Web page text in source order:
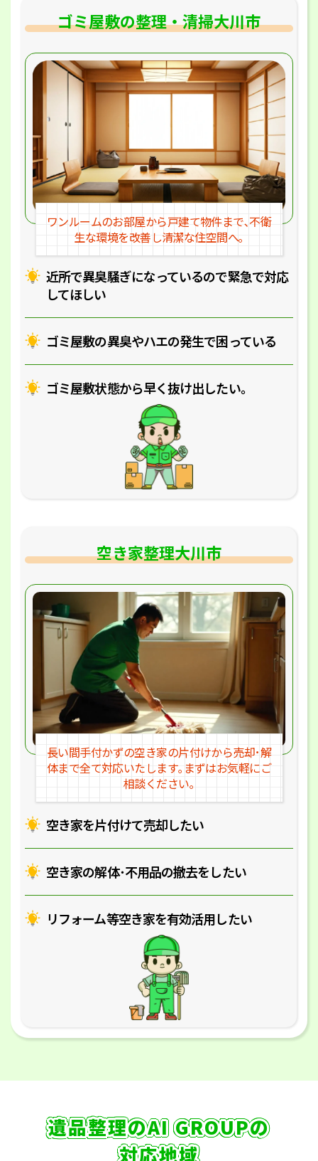
ゴミ屋敷の整理・清掃大川市
近所で異臭騒ぎになっているので緊急で対応
してほしい
ゴミ屋敷の異臭やハエの発生で困っている
ゴミ屋敷状態から早く抜け出したい｡
ワンルームのお部屋から戸建て物件まで､不衛
生な環境を改善し清潔な住空間へ｡
空き家整理大川市
空き家を片付けて売却したい
空き家の解体･不用品の撤去をしたい
リフォーム等空き家を有効活用したい
長い間手付かずの空き家の片付けから売却･解
体まで全て対応いたします｡ まずはお気軽にご
相談ください｡
遺品整理のAI GROUPの
対応地域